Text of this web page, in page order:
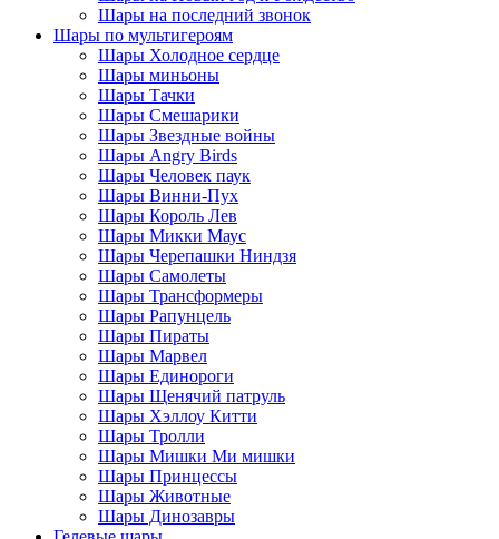
Шары на последний звонок
Шары по мультигероям
Шары Холодное сердце
Шары миньоны
Шары Тачки
Шары Смешарики
Шары Звездные войны
Шары Angry Birds
Шары Человек паук
Шары Винни-Пух
Шары Король Лев
Шары Микки Маус
Шары Черепашки Ниндзя
Шары Самолеты
Шары Трансформеры
Шары Рапунцель
Шары Пираты
Шары Марвел
Шары Единороги
Шары Щенячий патруль
Шары Хэллоу Китти
Шары Тролли
Шары Мишки Ми мишки
Шары Принцессы
Шары Животные
Шары Динозавры